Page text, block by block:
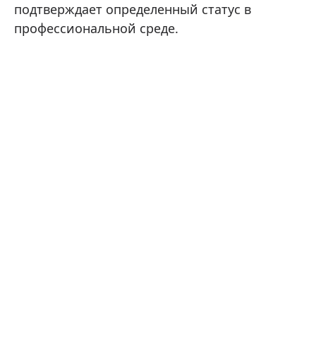
подтверждает определенный статус в
профессиональной среде.